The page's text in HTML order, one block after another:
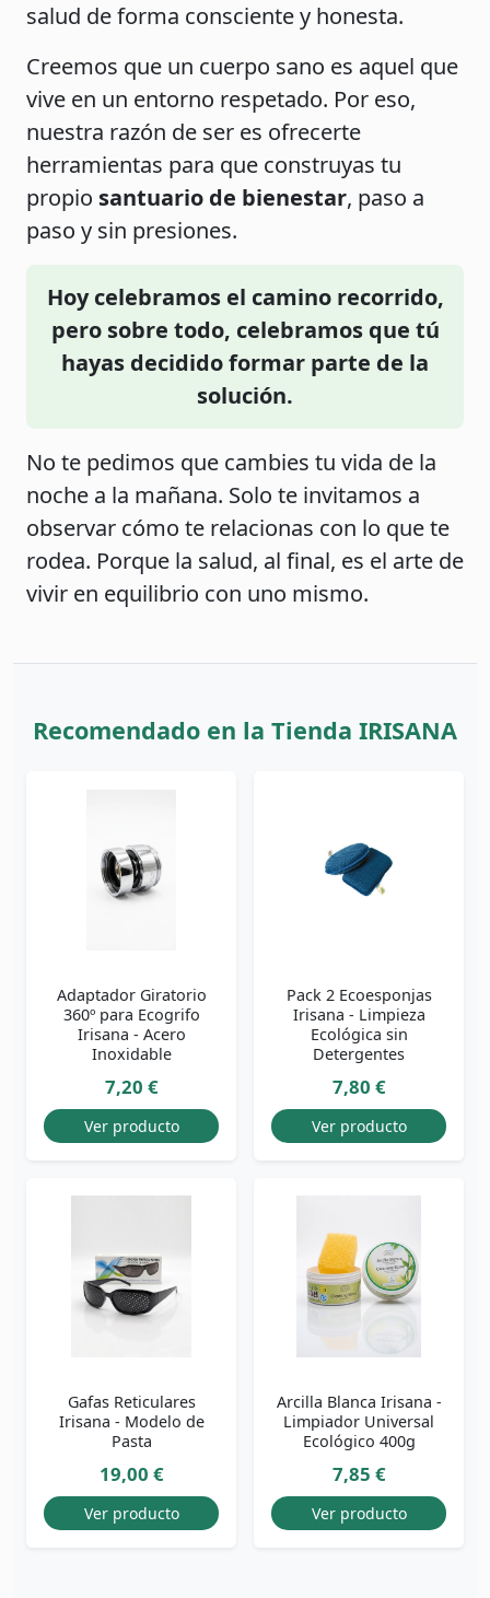
salud de forma consciente y honesta.
Creemos que un cuerpo sano es aquel que
vive en un entorno respetado. Por eso,
nuestra razón de ser es ofrecerte
herramientas para que construyas tu
propio santuario de bienestar, paso a
paso y sin presiones.
Hoy celebramos el camino recorrido,
pero sobre todo, celebramos que tú
hayas decidido formar parte de la
solución.
No te pedimos que cambies tu vida de la
noche a la mañana. Solo te invitamos a
observar cómo te relacionas con lo que te
rodea. Porque la salud, al final, es el arte de
vivir en equilibrio con uno mismo.
Recomendado en la Tienda IRISANA
Adaptador Giratorio
360º para Ecogrifo
Irisana - Acero
Inoxidable
7,20 €
Ver producto
Pack 2 Ecoesponjas
Irisana - Limpieza
Ecológica sin
Detergentes
7,80 €
Ver producto
Gafas Reticulares
Irisana - Modelo de
Pasta
19,00 €
Ver producto
Arcilla Blanca Irisana -
Limpiador Universal
Ecológico 400g
7,85 €
Ver producto